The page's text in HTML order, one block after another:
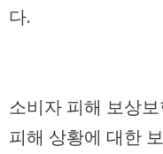
다.
소비자 피해 보상
피해 상황에 대한